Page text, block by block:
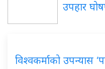
उपहार
विश्वकर्माको उपन्यास